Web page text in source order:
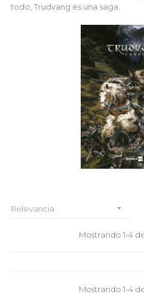
todo, Trudvang es una saga.
Relevancia 
Mostrando 1-4
Mostrando 1-4